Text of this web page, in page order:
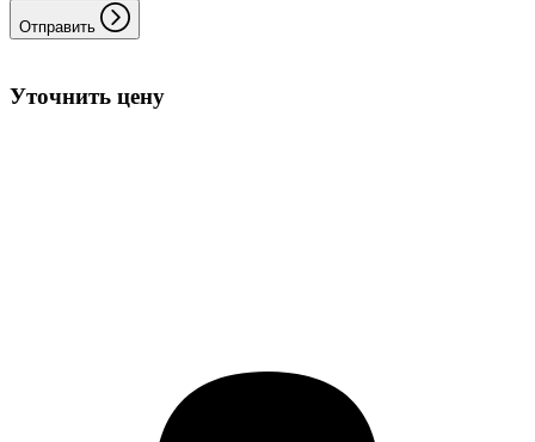
Отправить
Уточнить цену